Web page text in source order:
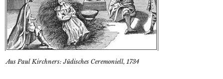
Aus Paul Kirchners: Jüdisches Ceremoniell, 1734